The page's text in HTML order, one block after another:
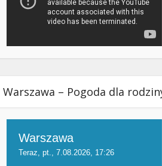
Warszawa – Pogoda dla